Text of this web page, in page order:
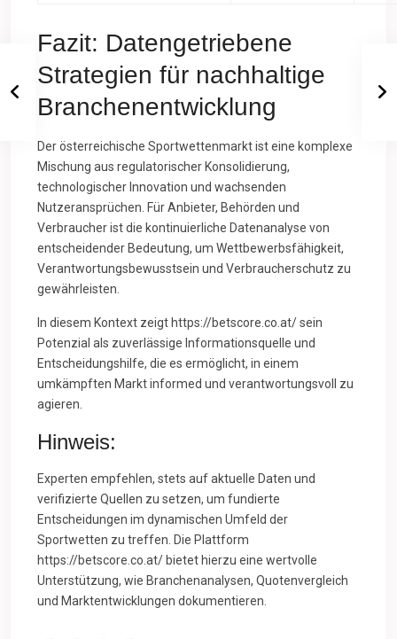
Fazit: Datengetriebene
Strategien für nachhaltige
Branchenentwicklung
Der österreichische Sportwettenmarkt ist eine komplexe
Mischung aus regulatorischer Konsolidierung,
technologischer Innovation und wachsenden
Nutzeransprüchen. Für Anbieter, Behörden und
Verbraucher ist die kontinuierliche Datenanalyse von
entscheidender Bedeutung, um Wettbewerbsfähigkeit,
Verantwortungsbewusstsein und Verbraucherschutz zu
gewährleisten.
In diesem Kontext zeigt https://betscore.co.at/ sein
Potenzial als zuverlässige Informationsquelle und
Entscheidungshilfe, die es ermöglicht, in einem
umkämpften Markt informed und verantwortungsvoll zu
agieren.
Hinweis:
Experten empfehlen, stets auf aktuelle Daten und
verifizierte Quellen zu setzen, um fundierte
Entscheidungen im dynamischen Umfeld der
Sportwetten zu treffen. Die Plattform
https://betscore.co.at/ bietet hierzu eine wertvolle
Unterstützung, wie Branchenanalysen, Quotenvergleich
und Marktentwicklungen dokumentieren.